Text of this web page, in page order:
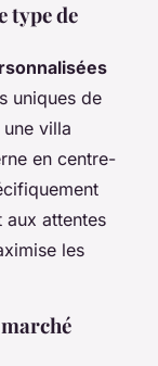
type de
uniques de
villa
en centre-
aux attentes
les